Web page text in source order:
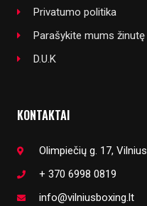
Privatumo politika
Parašykite mums žinutę
D.U.K
KONTAKTAI
Olimpiečių g. 17, Vilnius
+ 370 6998 0819
info@vilniusboxing.lt